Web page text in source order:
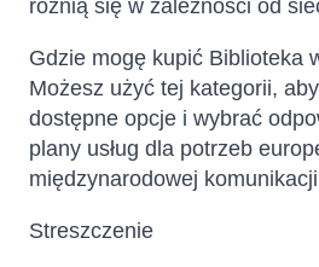
różnią się w zależności od
Gdzie mogę kupić Biblioteka
Możesz użyć tej kategorii,
dostępne opcje i wybrać
plany usług dla potrzeb
międzynarodowej
Streszczenie